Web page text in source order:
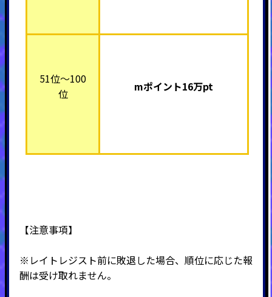
51位～100
位
mポイント16万pt
【注意事項】
※レイトレジスト前に敗退した場合、順位に応じた報
酬は受け取れません。